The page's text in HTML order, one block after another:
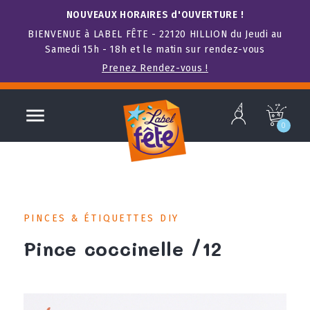
NOUVEAUX HORAIRES d'OUVERTURE !
BIENVENUE à LABEL FÊTE - 22120 HILLION du Jeudi au
Samedi 15h - 18h et le matin sur rendez-vous
Prenez Rendez-vous !
 b c
0
PINCES & ÉTIQUETTES DIY
Pince coccinelle /12